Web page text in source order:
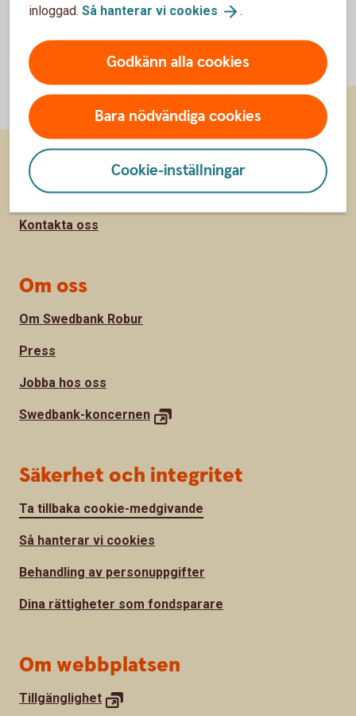
inloggad. Så hanterar vi cookies .
Godkänn alla cookies
Bara nödvändiga cookies
Cookie-inställningar
Sidfot
Kundservice
Kontakta oss
Om oss
Om Swedbank Robur
Press
Jobba hos oss
Swedbank-koncernen
Säkerhet och integritet
Ta tillbaka cookie-medgivande
Så hanterar vi cookies
Behandling av personuppgifter
Dina rättigheter som fondsparare
Om webbplatsen
Tillgänglighet